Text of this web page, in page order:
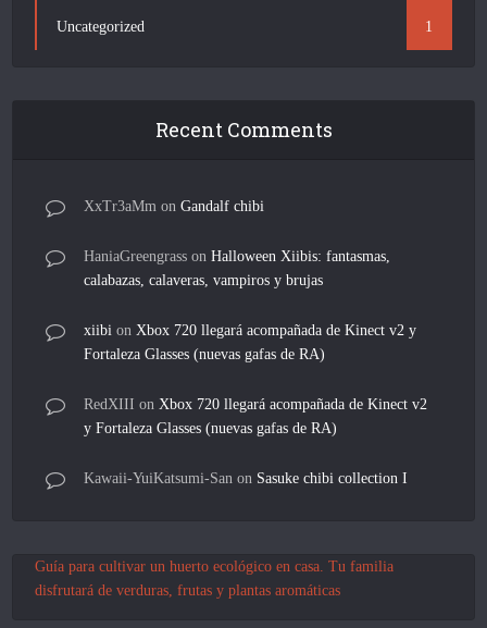
Uncategorized 1
Recent Comments
XxTr3aMm onGandalf chibi
HaniaGreengrass onHalloween Xiibis: fantasmas,
calabazas, calaveras, vampiros y brujas
xiibi on Xbox 720 llegará acompañada de Kinect v2 y
Fortaleza Glasses (nuevas gafas de RA)
RedXIII on Xbox 720 llegará acompañada de Kinect v2
y Fortaleza Glasses (nuevas gafas de RA)
Kawaii-YuiKatsumi-San on Sasuke chibi collection I
Guía para cultivar un huerto ecológico en casa. Tu familia
disfrutará de verduras, frutas y plantas aromáticas